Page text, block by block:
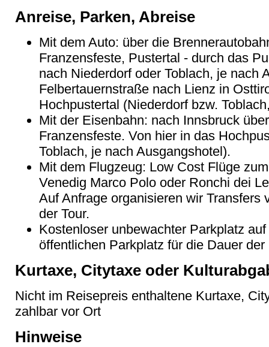
Anreise, Parken, Abreise
Mit dem Auto: über die
Franzensfeste, Pustertal - durch das
nach Niederdorf oder Toblach, je nach
Felbertauernstraße nach Lienz in
Hochpustertal (Niederdorf bzw.
Mit der Eisenbahn: nach Innsbruck
Franzensfeste. Von hier in das
Toblach, je nach Ausgangshotel).
Mit dem Flugzeug: Low Cost Flüge
Venedig Marco Polo oder Ronchi dei
Auf Anfrage organisieren wir Transfers
der Tour.
Kostenloser unbewachter Parkplatz
öffentlichen Parkplatz für die Dauer der
Kurtaxe, Citytaxe oder
Nicht im Reisepreis enthaltene Kurtaxe,
zahlbar vor Ort
Hinweise